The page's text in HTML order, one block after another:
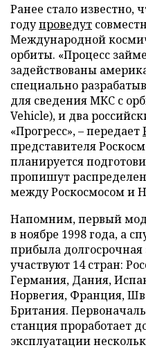
Ранее стало известно,
годупроведут
Международной
орбиты. «Процесс
задействованы
специально
для сведения МКС с
Vehicle), и два
«Прогресс», – передает
представителя
планируется
пропишут
между Роскосмосом и
Напомним, первый
в ноябре 1998 года, а
прибыла
участвуют 14 стран:
Германия, Дания,
Норвегия, Франция,
Британия.
станция проработает
эксплуатации